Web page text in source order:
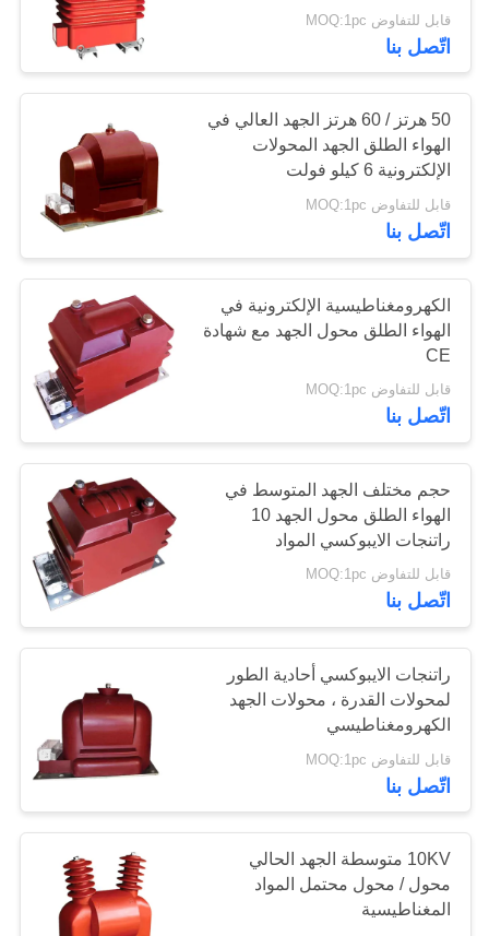
PRIVACY
POLICY
المشبك على محول
الحالي
32
مرونة Ct المشابك
محول الجهد في الهواء
الطلق
14
عداد الطاقة الرقمية
21
قابل للتفاوض MOQ:1pc
اتّصل بنا
50 هرتز / 60 هرتز الجهد العالي في
الهواء الطلق الجهد المحولات
الإلكترونية 6 كيلو فولت
قابل للتفاوض MOQ:1pc
اتّصل بنا
الكهرومغناطيسية الإلكترونية في
الهواء الطلق محول الجهد مع شهادة
CE
قابل للتفاوض MOQ:1pc
اتّصل بنا
حجم مختلف الجهد المتوسط ​​في
الهواء الطلق محول الجهد 10
راتنجات الايبوكسي المواد
قابل للتفاوض MOQ:1pc
اتّصل بنا
راتنجات الايبوكسي أحادية الطور
لمحولات القدرة ، محولات الجهد
الكهرومغناطيسي
قابل للتفاوض MOQ:1pc
اتّصل بنا
10KV متوسطة الجهد الحالي
محول / محول محتمل المواد
المغناطيسية